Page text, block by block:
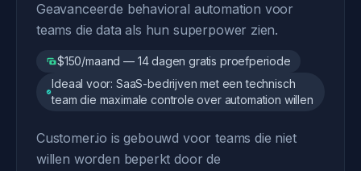
Geavanceerde behavioral automation voor
teams die data als hun superpower zien.
$150/maand — 14 dagen gratis proefperiode
Ideaal voor: SaaS-bedrijven met een technisch
team die maximale controle over automation willen
Customer.io is gebouwd voor teams die niet
willen worden beperkt door de